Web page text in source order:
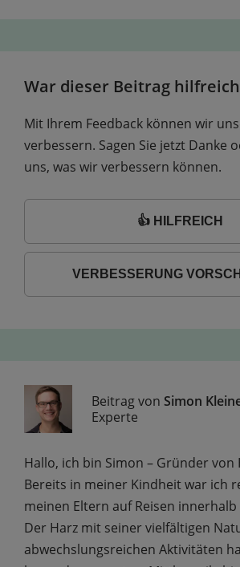
War dieser Beitrag
Mit Ihrem Feedback können wir
verbessern. Sagen Sie jetzt Danke
uns, was wir verbessern können.
👍 HILFREICH
VERBESSERUNG
Beitrag von Simon
Experte
Hallo, ich bin Simon – Gründer von
Bereits in meiner Kindheit war ich
meinen Eltern auf Reisen
Der Harz mit seiner vielfältigen
abwechs­lungs­reichen Aktivitäten